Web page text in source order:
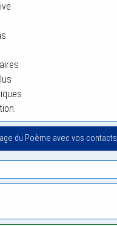
du Poème avec vos contacts